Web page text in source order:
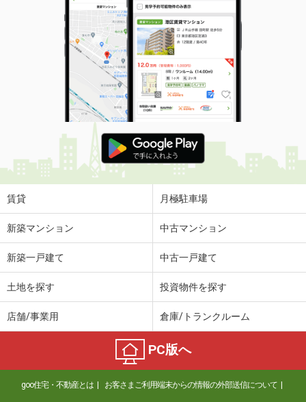
賃貸 月極駐車場
新築マンション 中古マンション
新築一戸建て 中古一戸建て
土地を探す 投資物件を探す
店舗/事業用 倉庫/トランクルーム
PC版へ
goo住宅・不動産とは お客さまご利用端末からの情報の外部送信について